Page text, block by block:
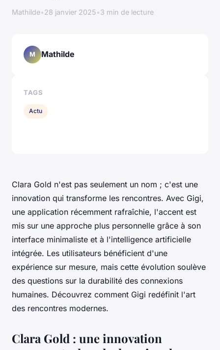
Mathilde•28 janvier 2025•3 min de lecture
Clara Gold n'est pas seulement un nom ; c'est une
innovation qui transforme les rencontres. Avec Gigi,
une application récemment rafraîchie, l'accent est
mis sur une approche plus personnelle grâce à son
interface minimaliste et à l'intelligence artificielle
intégrée. Les utilisateurs bénéficient d'une
expérience sur mesure, mais cette évolution soulève
des questions sur la durabilité des connexions
humaines. Découvrez comment Gigi redéfinit l'art
des rencontres modernes.
Clara Gold : une innovation
M Mathilde
TAGS
Actu